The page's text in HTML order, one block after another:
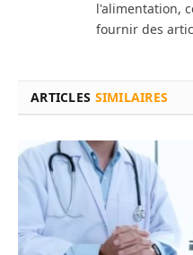
l'alimentation,
fournir des
ARTICLES SIMILAIRES